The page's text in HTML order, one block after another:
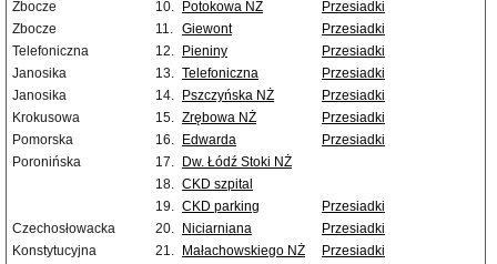
Zbocze
10. Potokowa NŻ
Przesiadki
Zbocze
11. Giewont
Przesiadki
Telefoniczna
12. Pieniny
Przesiadki
Janosika
13. Telefoniczna
Przesiadki
Janosika
14. Pszczyńska NŻ
Przesiadki
Krokusowa
15. Zrębowa NŻ
Przesiadki
Pomorska
16. Edwarda
Przesiadki
Poronińska
17.
Dw. Łódź Stoki NŻ
18. CKD szpital
19. CKD parking
Przesiadki
Czechosłowacka
20. Niciarniana
Przesiadki
Konstytucyjna
21. Małachowskiego NŻ
Przesiadki